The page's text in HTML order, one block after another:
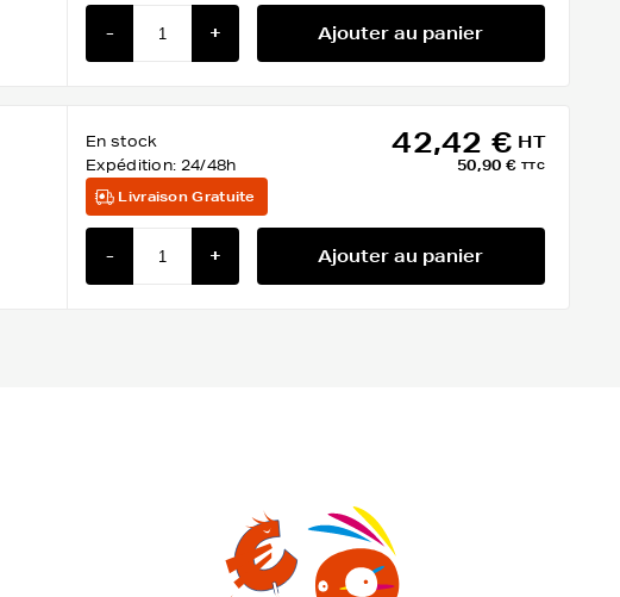
- + Ajouter au panier
En stock
Expédition: 24/48h
42,42 € HT
50,90 € TTC
Livraison Gratuite
- + Ajouter au panier